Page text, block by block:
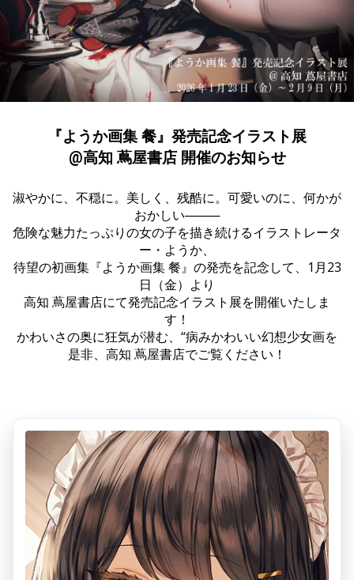
『ようか画集 餐』発売記念イラスト展
@高知 蔦屋書店 開催のお知らせ
淑やかに、不穏に。美しく、残酷に。可愛いのに、何かが
おかしい────
危険な魅力たっぷりの女の子を描き続けるイラストレータ
ー・ようか、
待望の初画集『ようか画集 餐』の発売を記念して、1月23
日（金）より
高知 蔦屋書店にて発売記念イラスト展を開催いたしま
す！
かわいさの奥に狂気が潜む、“病みかわいい幻想少女画を
是非、高知 蔦屋書店でご覧ください！